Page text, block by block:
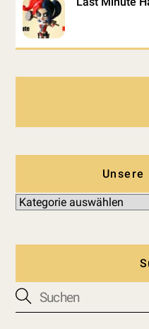
Unsere